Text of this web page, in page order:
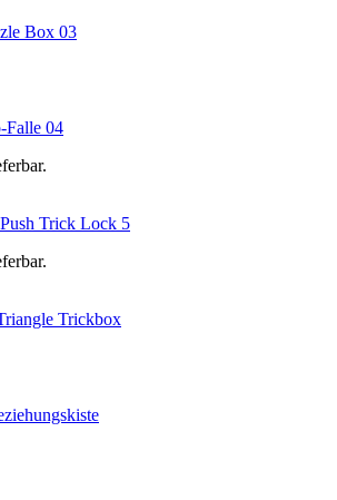
Box 03
Falle 04
Push Trick Lock 5
Trickbox